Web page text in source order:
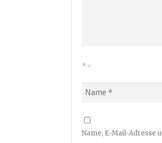
* =
Name, E-Mail-Adresse